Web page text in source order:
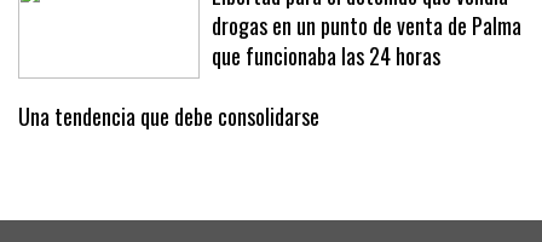
Libertad para el detenido que vendía
drogas en un punto de venta de Palma
que funcionaba las 24 horas